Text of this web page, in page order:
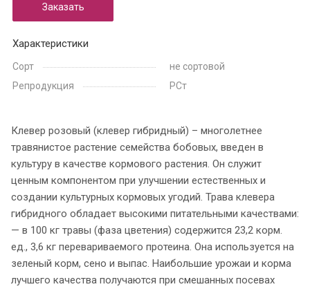
Заказать
Характеристики
Сорт
не сортовой
Репродукция
РСт
Клевер розовый (клевер гибридный) – многолетнее
травянистое растение семейства бобовых, введен в
культуру в качестве кормового растения. Он служит
ценным компонентом при улучшении естественных и
создании культурных кормовых угодий. Трава клевера
гибридного обладает высокими питательными качествами:
— в 100 кг травы (фаза цветения) содержится 23,2 корм.
ед., 3,6 кг перевариваемого протеина. Она используется на
зеленый корм, сено и выпас. Наибольшие урожаи и корма
лучшего качества получаются при смешанных посевах